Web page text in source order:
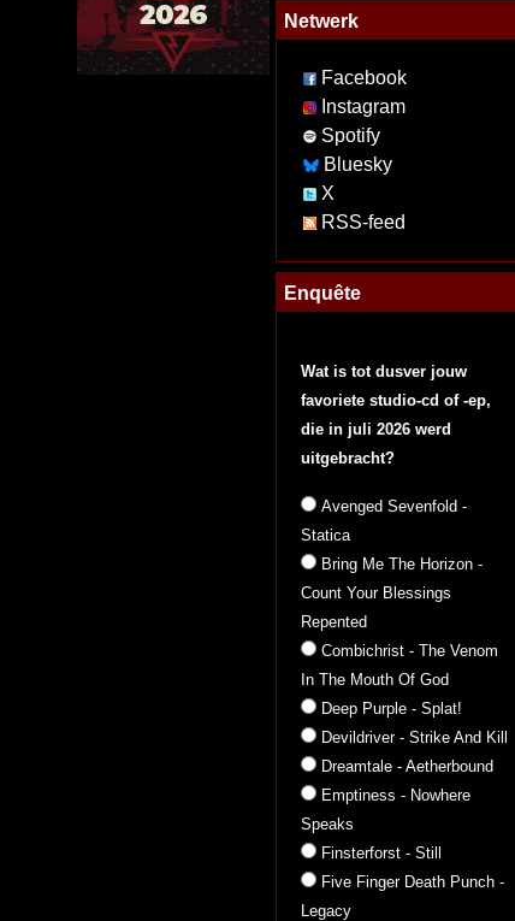
Netwerk
Facebook
Instagram
Spotify
Bluesky
X
RSS-feed
Enquête
Wat is tot dusver jouw
favoriete studio-cd of -ep,
die in juli 2026 werd
uitgebracht?
Avenged Sevenfold -
Statica
Bring Me The Horizon -
Count Your Blessings
Repented
Combichrist - The Venom
In The Mouth Of God
Deep Purple - Splat!
Devildriver - Strike And Kill
Dreamtale - Aetherbound
Emptiness - Nowhere
Speaks
Finsterforst - Still
Five Finger Death Punch -
Legacy